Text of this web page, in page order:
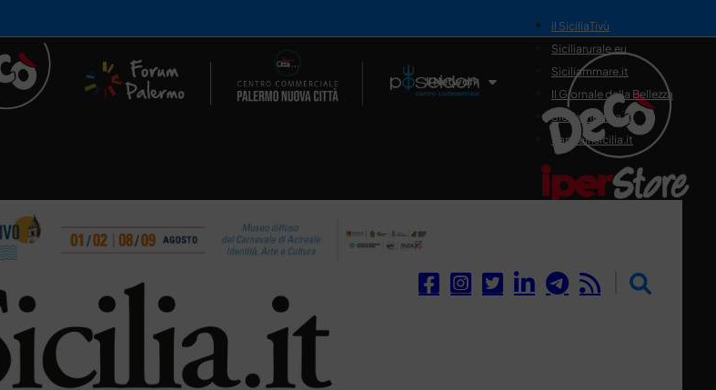
Il Network
il SiciliaTivù
Siciliarurale.eu
Siciliammare.it
Il Giornale della Bellezza
Siciliamedica.it
Sanitainsicilia.it